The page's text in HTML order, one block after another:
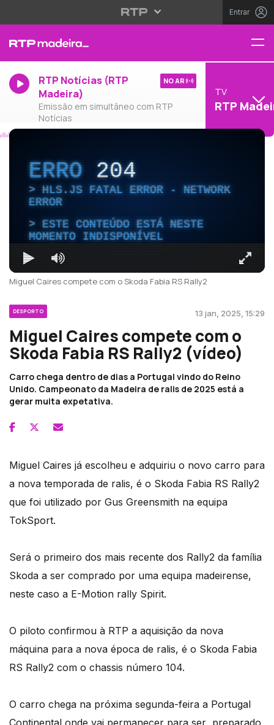
Entrar
RTP Notícias (RTP
Madeira)
Emissão em simultâneo com RTP
Notícias
NO AR
TV
RTP
ERRO204
HLS.JS FATAL ERROR - NETWORK
ERROR
ESTE CONTEÚDO ESTÁ NESTE
MOMENTO INDISPONÍVEL
Miguel Caires compete com o Skoda Fabia RS Rally2
DESPORTO 13 jan, 2025, 15:29
Miguel Caires compete com o
Skoda Fabia RS Rally2 (vídeo)
Carro chega dentro de dias a Portugal vindo do Reino
Unido. Campeonato da Madeira de ralis de 2025 está a
gerar muita expetativa.
Miguel Caires já escolheu e adquiriu o novo carro para
a nova temporada de ralis, é o Skoda Fabia RS Rally2
que foi utilizado por Gus Greensmith na equipa
TokSport.
Será o primeiro dos mais recente dos Rally2 da família
Skoda a ser comprado por uma equipa madeirense,
neste caso a E-Motion rally Spirit.
O piloto confirmou à RTP a aquisição da nova
máquina para a nova época de ralis, é o Skoda Fabia
RS Rally2 com o chassis número 104.
O carro chega na próxima segunda-feira a Portugal
Continental onde vai permanecer para ser preparado